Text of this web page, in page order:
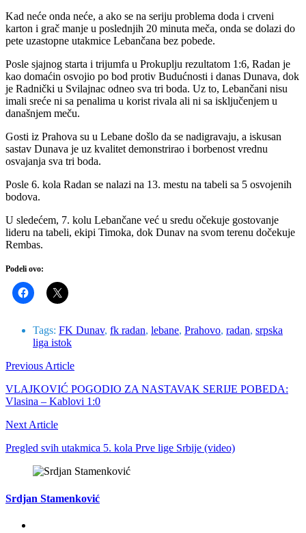
Kad neće onda neće, a ako se na seriju problema doda i crveni
karton i grač manje u poslednjih 20 minuta meča, onda se dolazi do
pete uzastopne utakmice Lebančana bez pobede.
Posle sjajnog starta i trijumfa u Prokuplju rezultatom 1:6, Radan je
kao domaćin osvojio po bod protiv Budućnosti i danas Dunava, dok
je Radnički u Svilajnac odneo sva tri boda. Uz to, Lebančani nisu
imali sreće ni sa penalima u korist rivala ali ni sa isključenjem u
današnjem meču.
Gosti iz Prahova su u Lebane došlo da se nadigravaju, a iskusan
sastav Dunava je uz kvalitet demonstrirao i borbenost vrednu
osvajanja sva tri boda.
Posle 6. kola Radan se nalazi na 13. mestu na tabeli sa 5 osvojenih
bodova.
U sledećem, 7. kolu Lebančane već u sredu očekuje gostovanje
lideru na tabeli, ekipi Timoka, dok Dunav na svom terenu dočekuje
Rembas.
Podeli ovo:
Tags: FK Dunav, fk radan, lebane, Prahovo, radan, srpska
liga istok
Previous Article
VLAJKOVIĆ POGODIO ZA NASTAVAK SERIJE POBEDA:
Vlasina – Kablovi 1:0
Next Article
Pregled svih utakmica 5. kola Prve lige Srbije (video)
Srdjan Stamenković